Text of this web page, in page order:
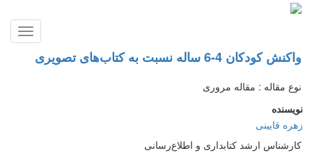
واکنش کودکان 4-6 ساله نسبت به کتاب‌های تصویری
نوع مقاله : مقاله مروری
نویسنده
زهره قایینی
کارشناس ارشد کتابداری و اطلاع‌رسانی